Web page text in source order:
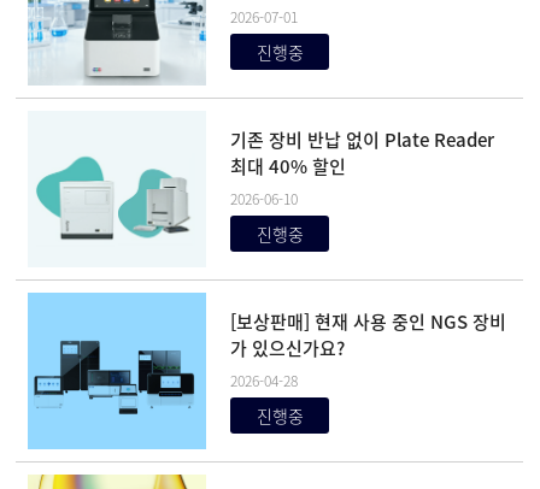
2026-07-01
진행중
기존 장비 반납 없이 Plate Reader
최대 40% 할인
2026-06-10
진행중
[보상판매] 현재 사용 중인 NGS 장비
가 있으신가요?
2026-04-28
진행중